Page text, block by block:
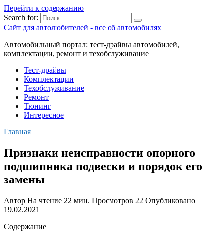
Перейти к содержанию
Search for:
Сайт для автолюбителей - все об автомобилях
Автомобильный портал: тест-драйвы автомобилей,
комплектации, ремонт и техобслуживание
Тест-драйвы
Комплектации
Техобслуживание
Ремонт
Тюнинг
Интересное
Главная
Признаки неисправности опорного
подшипника подвески и порядок его
замены
Автор На чтение 22 мин. Просмотров 22 Опубликовано
19.02.2021
Содержание